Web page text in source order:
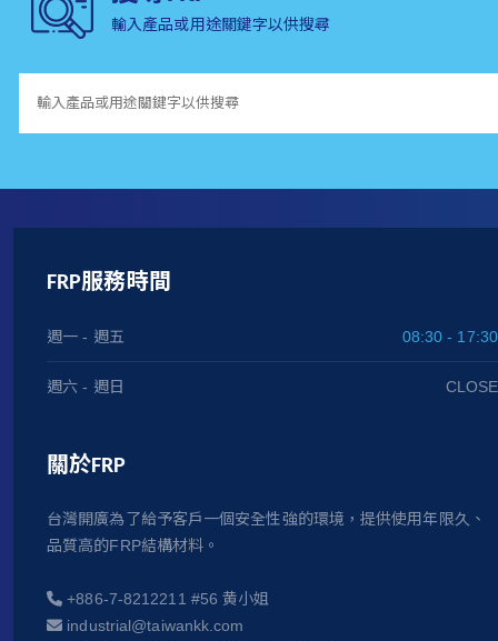
輸入產品或用途關鍵字以供搜尋
FRP服務時間
週一 - 週五 08:30 - 17:30
週六 - 週日 CLOSE
關於FRP
台灣開廣為了給予客戶一個安全性強的環境，提供使用年限久、
品質高的FRP結構材料。
+886-7-8212211 #56 黄小姐
industrial@taiwankk.com